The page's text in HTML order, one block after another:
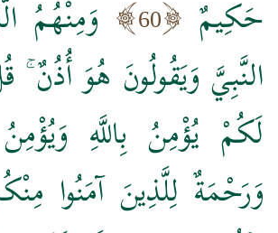
حَكِيمٌ
60
وَمِنْهُمُ
النَّبِيَّ وَيَقُولُونَ هُوَ أُذُنٌ
لَكُمْ يُؤْمِنُ بِاللَّهِ
وَرَحْمَةٌ لِلَّذِينَ آمَنُوا